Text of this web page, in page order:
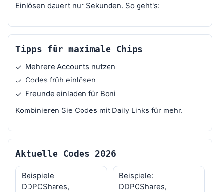
Einlösen dauert nur Sekunden. So geht's:
Tipps für maximale Chips
✓ Mehrere Accounts nutzen
✓ Codes früh einlösen
✓ Freunde einladen für Boni
Kombinieren Sie Codes mit Daily Links für mehr.
Aktuelle Codes 2026
Beispiele:
DDPCShares,
Beispiele:
DDPCShares,